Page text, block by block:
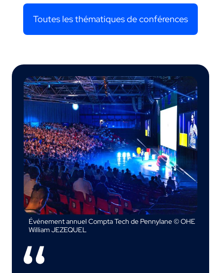
Toutes les thématiques de conférences
Événement annuel Compta Tech de Pennylane © OHE
William JEZEQUEL